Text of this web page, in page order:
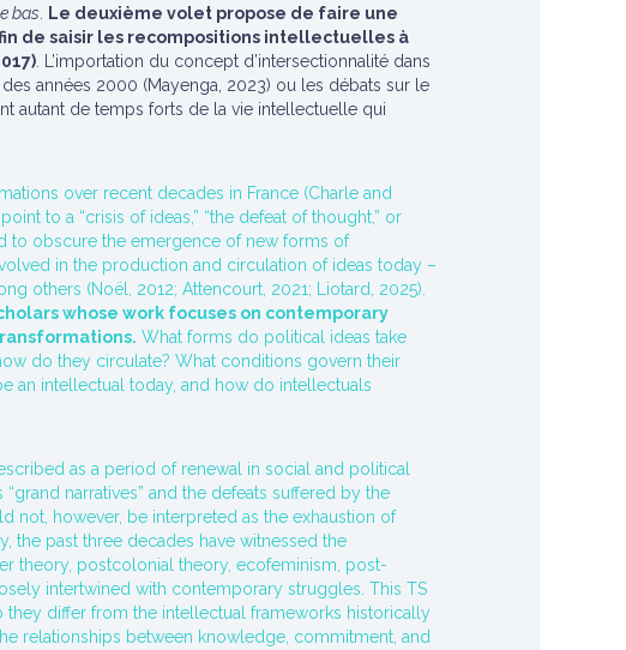
bas
Le deuxième volet propose de faire une
de saisir les recompositions intellectuelles à
. L’importation du concept d’intersectionnalité dans
années 2000 (Mayenga, 2023) ou les débats sur le
autant de temps forts de la vie intellectuelle qui
over recent decades in France (Charle and
to a “crisis of ideas,” “the defeat of thought,” or
to obscure the emergence of new forms of
in the production and circulation of ideas today –
others (Noël, 2012; Attencourt, 2021; Liotard, 2025).
whose work focuses on contemporary
What forms do political ideas take
do they circulate? What conditions govern their
an intellectual today, and how do intellectuals
as a period of renewal in social and political
narratives” and the defeats suffered by the
not, however, be interpreted as the exhaustion of
the past three decades have witnessed the
theory, postcolonial theory, ecofeminism, post-
intertwined with contemporary struggles. This TS
differ from the intellectual frameworks historically
relationships between knowledge, commitment, and